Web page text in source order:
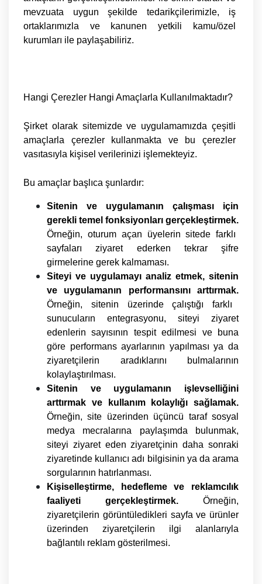
mevzuata uygun şekilde tedarikçilerimizle, iş
ortaklarımızla ve kanunen yetkili kamu/özel
kurumları ile paylaşabiliriz.
Hangi Çerezler Hangi Amaçlarla Kullanılmaktadır?
Şirket olarak sitemizde ve uygulamamızda çeşitli
amaçlarla çerezler kullanmakta ve bu çerezler
vasıtasıyla kişisel verilerinizi işlemekteyiz.
Bu amaçlar başlıca şunlardır:
Sitenin ve uygulamanın çalışması için
gerekli temel fonksiyonları gerçekleştirmek.
Örneğin, oturum açan üyelerin sitede farklı
sayfaları ziyaret ederken tekrar şifre
girmelerine gerek kalmaması.
Siteyi ve uygulamayı analiz etmek, sitenin
ve uygulamanın performansını arttırmak.
Örneğin, sitenin üzerinde çalıştığı farklı
sunucuların entegrasyonu, siteyi ziyaret
edenlerin sayısının tespit edilmesi ve buna
göre performans ayarlarının yapılması ya da
ziyaretçilerin aradıklarını bulmalarının
kolaylaştırılması.
Sitenin ve uygulamanın işlevselliğini
arttırmak ve kullanım kolaylığı sağlamak.
Örneğin, site üzerinden üçüncü taraf sosyal
medya mecralarına paylaşımda bulunmak,
siteyi ziyaret eden ziyaretçinin daha sonraki
ziyaretinde kullanıcı adı bilgisinin ya da arama
sorgularının hatırlanması.
Kişiselleştirme, hedefleme ve reklamcılık
faaliyeti gerçekleştirmek. Örneğin,
ziyaretçilerin görüntüledikleri sayfa ve ürünler
üzerinden ziyaretçilerin ilgi alanlarıyla
bağlantılı reklam gösterilmesi.